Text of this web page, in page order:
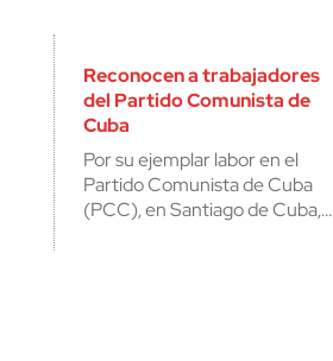
Reconocen a trabajadores
del Partido Comunista de
Cuba
Por su ejemplar labor en el
Partido Comunista de Cuba
(PCC), en Santiago de Cuba,…